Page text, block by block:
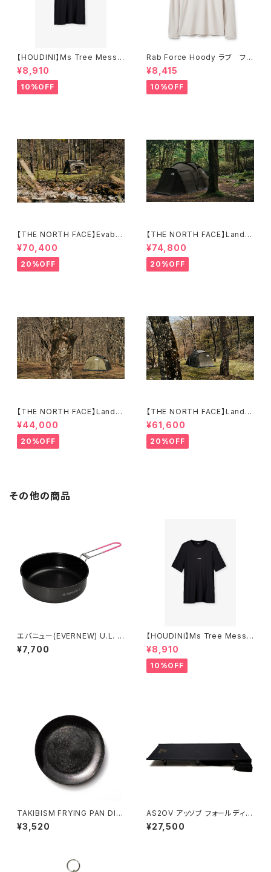
【HOUDINI】Ms Tree Messa
ge Tee
¥8,910
10%OFF
Rab Force Hoody ラブ フォ
ースフーディー（メンズ）
¥8,415
10%OFF
【THE NORTH FACE】Evaba
se 6
¥70,400
20%OFF
【THE NORTH FACE】Lander
6
¥74,800
20%OFF
【THE NORTH FACE】Lander
2
¥44,000
20%OFF
【THE NORTH FACE】Lander
4
¥61,600
20%OFF
その他の商品
エバニュー(EVERNEW) U.L. A
lu.Pan 16cm
¥7,700
【HOUDINI】Ms Tree Messa
ge Tee
¥8,910
10%OFF
TAKIBISM FRYING PAN DIS
H SMALL / タキビズム フライパ
ンディッシュ®︎ 小
¥3,520
AS2OV アッソブ フォールディン
グコット2way
¥27,500